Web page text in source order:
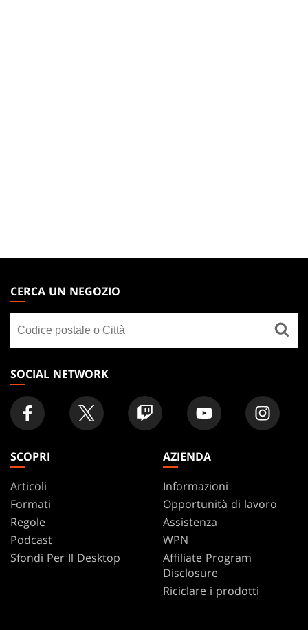
THE
GATHERING
FOOTER
CERCA UN NEGOZIO
un
negozio
SOCIAL NETWORK
SCOPRI
Articoli
Formati
Regole
Podcast
Sfondi Per Il Desktop
AZIENDA
Informazioni
Opportunità di lavoro
Assistenza
WPN
Affiliate Program
Disclosure
Riciclare i prodotti